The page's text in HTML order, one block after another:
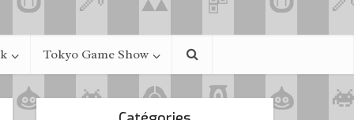
Tokyo Game Show